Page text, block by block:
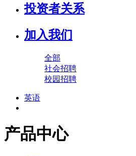
投资者关系
加入我们
全部
社会招聘
校园招聘
英语
产品中心